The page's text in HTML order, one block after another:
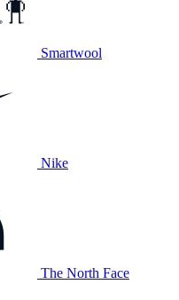
Smartwool
Nike
The North Face